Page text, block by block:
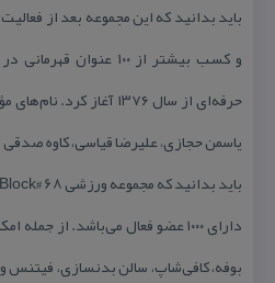
باید بدانید كه این مجموعه بعد از
و كسب بیشتر از ۱۰۰
حرفه‌ای از سال ۱۳۷۶
یاسمن حجازی، علیرضا قیاسی، كاوه
دارای ۱۰۰۰ عضو فعال می‌باشد. از
بوفه، كافی‌شاپ، سالن بدنسازی، فیتنس